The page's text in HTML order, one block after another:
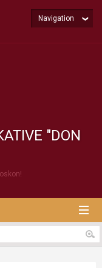
"DON
Navigation